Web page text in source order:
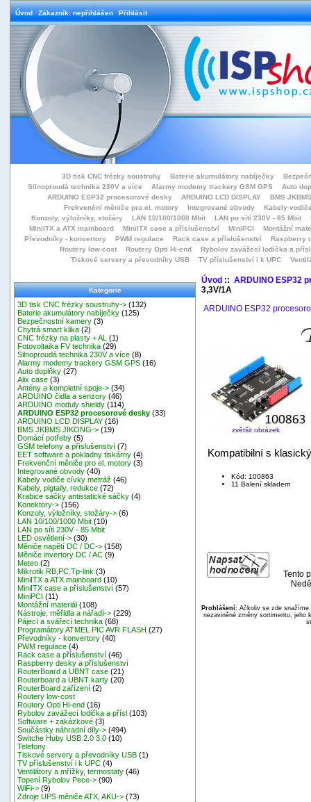
Úvod Zákazník: nepřihlášen Přihlásit
3D tisk CNC frézky soustruhy Baterie akumulátory nabíječky
Silnoproudá technika 230V a více
Alarmy modemy trackery GSM GPS
Auto
ARDUINO ESP32 procesorové desky
ARDUINO LCD DISPLAY
BMS
Frekvenční měniče pro el. motory
Integrované obvody
Kabely
Konzoly, výložníky, stožáry
LAN 10/100/1000 Mbit LAN po síti 230V - 85 Mbit
MiniITX a ATX mainboard
MiniITX case a příslušenství MiniPCI
Montážní
Převodníky - konvertory
PWM regulace Rack case a příslušenství
Raspberry
Routery low-cost
Routery Opti Hi-end
Rybolov zavážecí lodička a přísl
Tiskové servery a převodníky USB
TV příslušenství i k UPC
Kategorie
3D tisk CNC frézky soustruhy-> (132)
Baterie akumulátory nabíječky (125)
Bezpečnostní kamery (3)
Chytrá smart klika (2)
CNC frézky na plasty + AL
(1)
Fotovoltaika FV technika (29)
Silnoproudá technika 230V a více (8)
Alarmy modemy trackery GSM GPS (16)
Auto doplňky (27)
Alix case (3)
Antény a kompletní spoje-> (34)
ARDUINO čidla a senzory (46)
ARDUINO moduly shieldy (114)
ARDUINO ESP32 procesorové desky (33)
ARDUINO LCD DISPLAY (16)
BMS JKBMS JIKONG-> (19)
Domácí potřeby (5)
GSM telefony a příslušenství (7)
EET software a pokladny tiskárny (4)
Frekvenční měniče pro el. motory (3)
Integrované obvody (40)
Kabely vodiče cívky metráž (46)
Kabely, pigtaily, redukce (72)
Krabice sáčky antistatické sáčky (4)
Konektory-> (156)
Konzoly, výložníky, stožáry-> (6)
LAN 10/100/1000 Mbit (10)
LAN po síti 230V - 85 Mbit
LED osvětlení-> (30)
Měniče napětí DC / DC-> (158)
Měniče invertory DC / AC (9)
Meteo (2)
Mikrotik RB,PC,Tp-link (3)
MiniITX a ATX mainboard (10)
MiniITX case a příslušenství (57)
MiniPCI (11)
Montážní materiál (108)
Nástroje, měřidla a nářadí-> (229)
Pájecí a svářecí technika (68)
Programátory ATMEL PIC AVR FLASH (27)
Převodníky - konvertory (40)
PWM regulace (4)
Rack case a příslušenství (46)
Raspberry desky a příslušenství
RouterBoard a UBNT case (21)
Routerboard a UBNT karty (20)
RouterBoard zařízení (2)
Routery low-cost
Routery Opti Hi-end (16)
Rybolov zavážecí lodička a přísl (103)
Software + zakázkové (3)
Součástky náhradní díly-> (494)
Switche Huby USB 2.0 3.0 (10)
Telefony
Tiskové servery a převodníky USB (1)
TV příslušenství i k UPC (4)
Ventilátory a mřížky, termostaty (46)
Topení Rybolov Pece-> (90)
WiFi-> (9)
Zdroje UPS měniče ATX, AKU-> (73)
Úvod:: ARDUINO ESP32
3,3V/1A
ARDUINO ESP32
zvětšit obrázek
Kompatibilní s
Kód: 100863
11 Balení skladem
Tento
Prohlášení:Ačkoliv se zde snažíme
nezaviněné změny sortimentu, jeho